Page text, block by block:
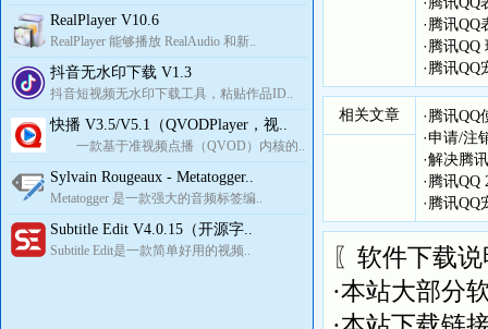
RealPlayer V10.6
RealPlayer 能够播放 RealAudio 和新..
抖音无水印下载 V1.3
抖音短视频无水印下载工具，粘贴作品ID..
快播 V3.5/V5.1（QVODPlayer，视..
一款基于准视频点播（QVOD）内核的..
Sylvain Rougeaux - Metatogger..
Metatogger 是一款强大的音频标签编..
Subtitle Edit V4.0.15（开源字..
Subtitle Edit是一款简单好用的视频..
· 腾讯QQ
· 腾讯QQ
· 腾讯QQ
相关文章 · 腾讯QQ
·申请/注
·解决腾
· 腾讯QQ
· 腾讯QQ
〖软件下载
·本站大部分